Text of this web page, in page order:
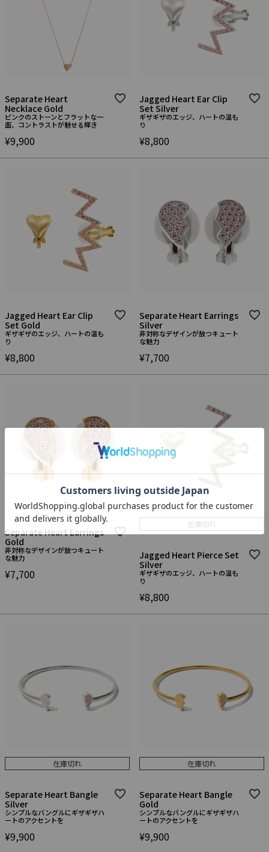
ピンクのストーンとフラットな一
面、コントラストが魅せる輝き
Separate Heart
Necklace Gold
¥9,900
ギザギザのエッジ、ハートの温も
り
Jagged Heart Ear Clip
Set Silver
¥8,800
ギザギザのエッジ、ハートの温も
り
Jagged Heart Ear Clip
Set Gold
¥8,800
非対称なデザインが放つキュート
な魅力
Separate Heart Earrings
Silver
¥7,700
非対称なデザインが放つキュート
な魅力
Separate Heart Earrings
Gold
¥7,700
ギザギザのエッジ、ハートの温も
り
Jagged Heart Pierce Set
Silver
¥8,800
在庫切れ
シンプルなバングルにギザギザハ
ートのアクセントを
Separate Heart Bangle
Silver
¥9,900
在庫切れ
シンプルなバングルにギザギザハ
ートのアクセントを
Separate Heart Bangle
Gold
¥9,900
在庫切れ